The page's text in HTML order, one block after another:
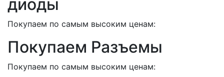
диоды
Покупаем по самым высоким ценам:
Покупаем Разъемы
Покупаем по самым высоким ценам: